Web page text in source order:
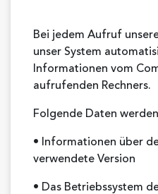
Bei jedem Aufruf
unser System
Informationen vom
aufrufenden Rechners.
Folgende Daten
• Informationen über
verwendete Version
• Das Betriebssystem